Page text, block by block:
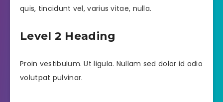
quis, tincidunt vel, varius vitae, nulla.
Level 2 Heading
Proin vestibulum. Ut ligula. Nullam sed dolor id odio
volutpat pulvinar.